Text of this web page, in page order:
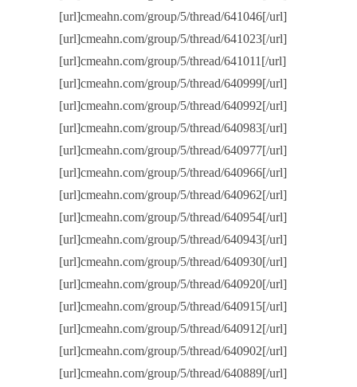
[url]cmeahn.com/group/5/thread/641046[/url]
[url]cmeahn.com/group/5/thread/641023[/url]
[url]cmeahn.com/group/5/thread/641011[/url]
[url]cmeahn.com/group/5/thread/640999[/url]
[url]cmeahn.com/group/5/thread/640992[/url]
[url]cmeahn.com/group/5/thread/640983[/url]
[url]cmeahn.com/group/5/thread/640977[/url]
[url]cmeahn.com/group/5/thread/640966[/url]
[url]cmeahn.com/group/5/thread/640962[/url]
[url]cmeahn.com/group/5/thread/640954[/url]
[url]cmeahn.com/group/5/thread/640943[/url]
[url]cmeahn.com/group/5/thread/640930[/url]
[url]cmeahn.com/group/5/thread/640920[/url]
[url]cmeahn.com/group/5/thread/640915[/url]
[url]cmeahn.com/group/5/thread/640912[/url]
[url]cmeahn.com/group/5/thread/640902[/url]
[url]cmeahn.com/group/5/thread/640889[/url]